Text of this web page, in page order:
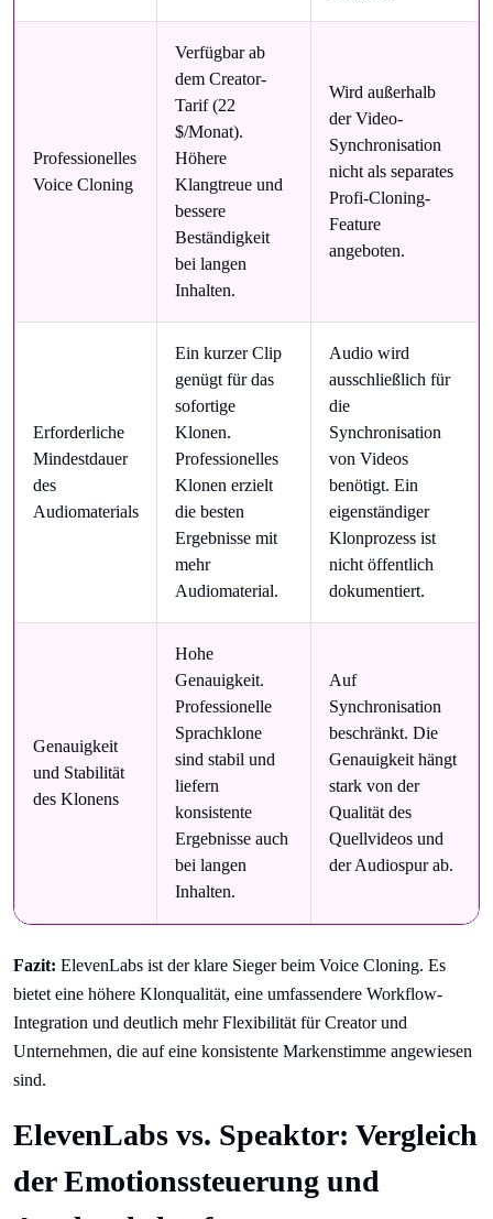
Professionelles
Voice Cloning
Verfügbar ab
dem Creator-
Tarif (22
$/Monat).
Höhere
Klangtreue und
bessere
Beständigkeit
bei langen
Inhalten.
Wird außerhalb
der Video-
Synchronisation
nicht als separates
Profi-Cloning-
Feature
angeboten.
Erforderliche
Mindestdauer
des
Audiomaterials
Ein kurzer Clip
genügt für das
sofortige
Klonen.
Professionelles
Klonen erzielt
die besten
Ergebnisse mit
mehr
Audiomaterial.
Audio wird
ausschließlich für
die
Synchronisation
von Videos
benötigt. Ein
eigenständiger
Klonprozess ist
nicht öffentlich
dokumentiert.
Genauigkeit
und Stabilität
des Klonens
Hohe
Genauigkeit.
Professionelle
Sprachklone
sind stabil und
liefern
konsistente
Ergebnisse auch
bei langen
Inhalten.
Auf
Synchronisation
beschränkt. Die
Genauigkeit hängt
stark von der
Qualität des
Quellvideos und
der Audiospur ab.
Fazit: ElevenLabs ist der klare Sieger beim Voice Cloning. Es
bietet eine höhere Klonqualität, eine umfassendere Workflow-
Integration und deutlich mehr Flexibilität für Creator und
Unternehmen, die auf eine konsistente Markenstimme angewiesen
sind.
ElevenLabs vs. Speaktor: Vergleich
der Emotionssteuerung und